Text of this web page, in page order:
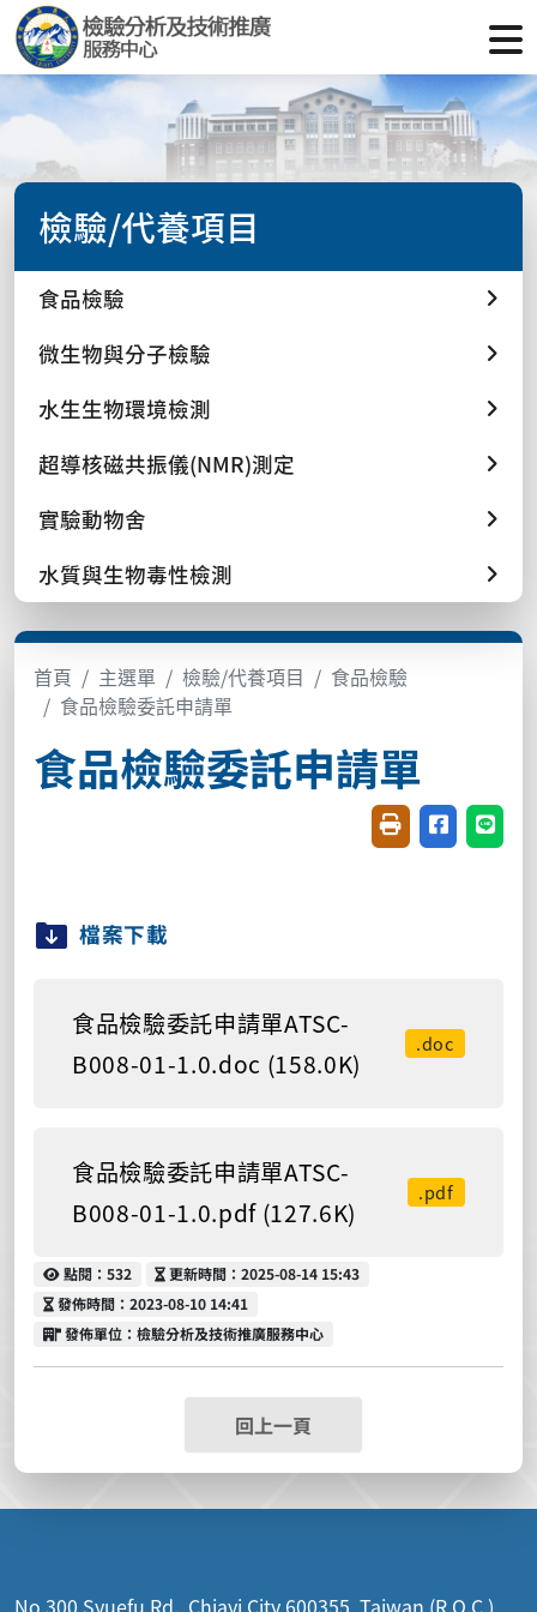
檢驗/代養項目
食品檢驗
微生物與分子檢驗
水生生物環境檢測
超導核磁共振儀(NMR)測定
實驗動物舍
水質與生物毒性檢測
首頁 主選單 檢驗/代養項目
食品檢驗
食品檢驗委託申請單
食品檢驗委託申請單
友善列印(開新視
分享至臉書
分享
檔案下載
食品檢驗委託申請單ATSC-
B008-01-1.0.doc (158.0K)
.doc
食品檢驗委託申請單ATSC-
B008-01-1.0.pdf (127.6K)
.pdf
點閱
點閱：532 更新時間
更新時間：2025-08-14 15:43
發佈時間
發佈時間：2023-08-10 14:41
發佈單位
發佈單位：檢驗分析及技術推廣服務中心
回上一頁